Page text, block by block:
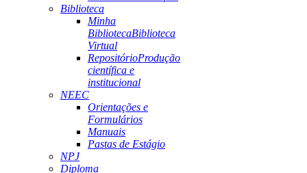
Biblioteca
Minha
BibliotecaBiblioteca
Virtual
RepositórioProdução
científica e
institucional
NEEC
Orientações e
Formulários
Manuais
Pastas de Estágio
NPJ
Diploma